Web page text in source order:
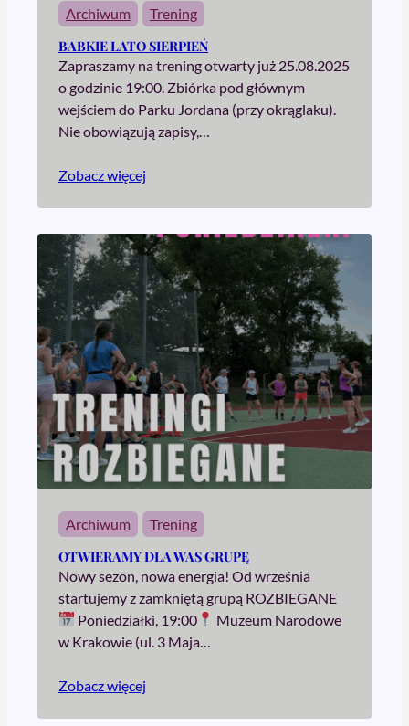
Archiwum Trening
BABKIE LATO SIERPIEŃ
Zapraszamy na trening otwarty już 25.08.2025
o godzinie 19:00. Zbiórka pod głównym
wejściem do Parku Jordana (przy okrąglaku).
Nie obowiązują zapisy,…
Zobacz więcej
Archiwum Trening
OTWIERAMY DLA WAS GRUPĘ
Nowy sezon, nowa energia! Od września
startujemy z zamkniętą grupą ROZBIEGANE
Poniedziałki, 19:00
Muzeum Narodowe
w Krakowie (ul. 3 Maja…
Zobacz więcej